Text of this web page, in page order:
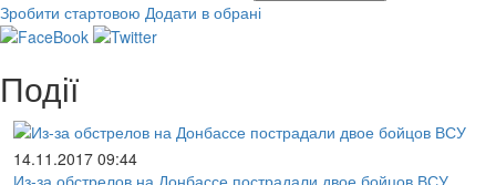
Зробити стартовою Додати в обрані
Події
14.11.2017 09:44
Из-за обстрелов на Донбассе пострадали двое бойцов ВСУ